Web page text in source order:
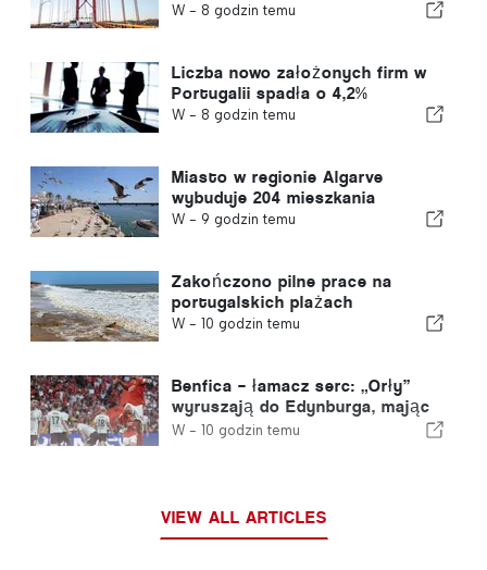
W - 8 godzin temu
Liczba nowo założonych firm w
Portugalii spadła o 4,2%
W - 8 godzin temu
Miasto w regionie Algarve
wybuduje 204 mieszkania
W - 9 godzin temu
Zakończono pilne prace na
portugalskich plażach
W - 10 godzin temu
Benfica – łamacz serc: „Orły”
wyruszają do Edynburga, mając
już jedną nogą w kolejnej rundzie
W - 10 godzin temu
VIEW ALL ARTICLES